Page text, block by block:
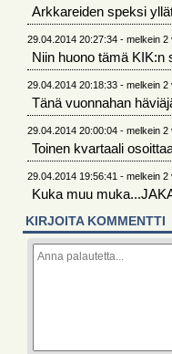
Arkkareiden speksi
29.04.2014 20:27:34 - melkein 2
Niin huono tämä KIK:n
29.04.2014 20:18:33 - melkein 2
Tänä vuonnahan
29.04.2014 20:00:04 - melkein 2
Toinen kvartaali
29.04.2014 19:56:41 - melkein 2
Kuka muu
KIRJOITA KOMMENTTI